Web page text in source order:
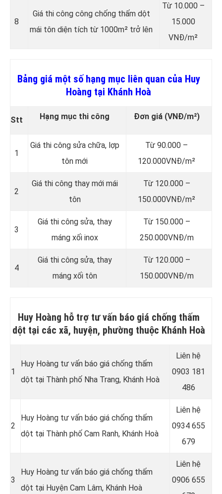
8
Giá thi công công chống thấm dột
mái tôn diện tích từ 1000m² trở lên
Từ 10.000 –
15.000
VNĐ/m²
Bảng giá một số hạng mục liên quan của Huy
Hoàng tại Khánh Hoà
Stt Hạng mục thi công Đơn giá (VNĐ/m²)
1
Giá thi công sửa chữa, lợp
tôn mới
Từ 90.000 –
120.000VNĐ/m²
2
Giá thi công thay mới mái
tôn
Từ 120.000 –
150.000VNĐ/m²
3
Giá thi công sửa, thay
máng xối inox
Từ 150.000 –
250.000VNĐ/m
4
Giá thi công sửa, thay
máng xối tôn
Từ 120.000 –
150.000VNĐ/m
Huy Hoàng hỗ trợ tư vấn báo giá chống thấm
dột tại các xã, huyện, phường thuộc Khánh Hoà
1
Huy Hoàng tư vấn báo giá chống thấm
dột tại Thành phố Nha Trang, Khánh Hoà
Liên hệ
0903 181
486
2
Huy Hoàng tư vấn báo giá chống thấm
dột tại Thành phố Cam Ranh, Khánh Hoà
Liên hệ
0934 655
679
3
Huy Hoàng tư vấn báo giá chống thấm
dột tại Huyện Cam Lâm, Khánh Hoà
Liên hệ
0906 655